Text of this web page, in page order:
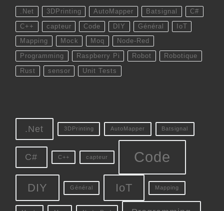
.Net 3DPrinting AutoMapper Batsignal C#
C++ capteur Code DIY Général IoT
Mapping Mock Moq Node-Red
Programming Raspberry Pi Robot Robotique
Rust sensor Unit Tests
.Net 3DPrinting AutoMapper Batsignal
C# C++ capteur Code
DIY Général IoT Mapping